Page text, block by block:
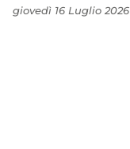
giovedì 16 Luglio 2026